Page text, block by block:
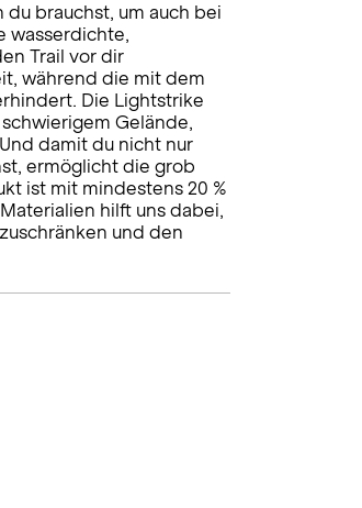
brauchst, um auch bei
wasserdichte,
Trail vor dir
während die mit dem
Die Lightstrike
Gelände,
damit du nicht nur
ermöglicht die grob
ist mit mindestens 20 %
hilft uns dabei,
und den